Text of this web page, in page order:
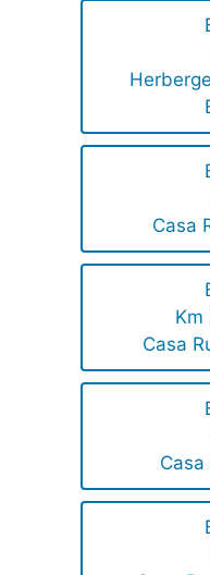
Casa
Km
Casa
Casa